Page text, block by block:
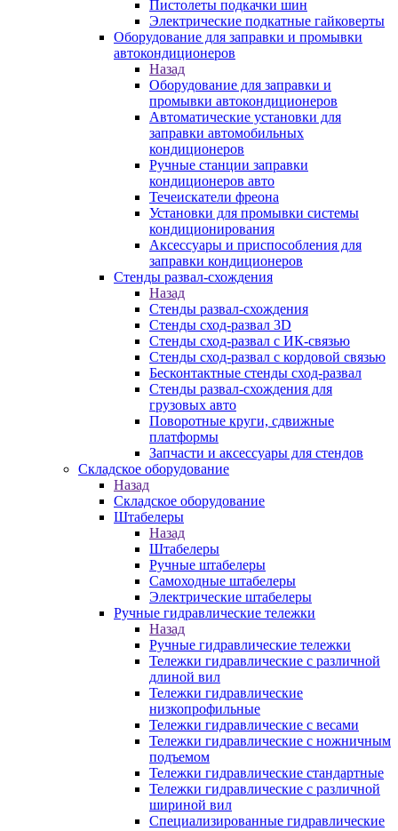
Пистолеты подкачки шин
Электрические подкатные гайковерты
Оборудование для заправки и промывки
автокондиционеров
Назад
Оборудование для заправки и
промывки автокондиционеров
Автоматические установки для
заправки автомобильных
кондиционеров
Ручные станции заправки
кондиционеров авто
Течеискатели фреона
Установки для промывки системы
кондиционирования
Аксессуары и приспособления для
заправки кондиционеров
Стенды развал-схождения
Назад
Стенды развал-схождения
Стенды сход-развал 3D
Стенды сход-развал с ИК-связью
Стенды сход-развал с кордовой связью
Бесконтактные стенды сход-развал
Стенды развал-схождения для
грузовых авто
Поворотные круги, сдвижные
платформы
Запчасти и аксессуары для стендов
Складское оборудование
Назад
Складское оборудование
Штабелеры
Назад
Штабелеры
Ручные штабелеры
Самоходные штабелеры
Электрические штабелеры
Ручные гидравлические тележки
Назад
Ручные гидравлические тележки
Тележки гидравлические с различной
длиной вил
Тележки гидравлические
низкопрофильные
Тележки гидравлические с весами
Тележки гидравлические с ножничным
подъемом
Тележки гидравлические стандартные
Тележки гидравлические с различной
шириной вил
Специализированные гидравлические